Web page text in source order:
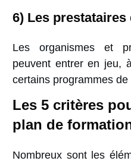
6) Les
Les organismes et
peuvent entrer en jeu,
certains programmes
Les 5 critères
plan de
Nombreux sont les